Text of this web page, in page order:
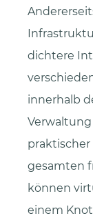
dichtere
innerhalb
praktischer
gesamten
können
einem